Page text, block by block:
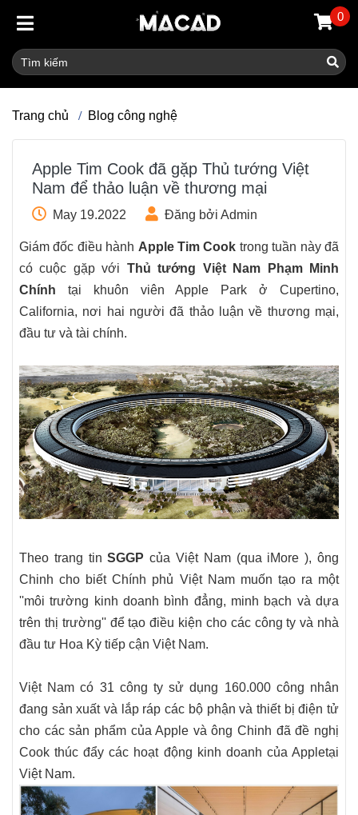
0
Trang chủ Blog công nghệ
Apple Tim Cook đã gặp Thủ tướng Việt
Nam để thảo luận về thương mại
May 19.2022 Đăng bởi Admin
Giám đốc điều hành Apple Tim Cook trong tuần này đã
có cuộc gặp với Thủ tướng Việt Nam Phạm Minh
Chính tại khuôn viên Apple Park ở Cupertino,
California, nơi hai người đã thảo luận về thương mại,
đầu tư và tài chính.
Theo trang tinSGGP của Việt Nam (qua iMore ), ông
Chinh cho biết Chính phủ Việt Nam muốn tạo ra một
''môi trường kinh doanh bình đẳng, minh bạch và dựa
trên thị trường'' để tạo điều kiện cho các công ty và nhà
đầu tư Hoa Kỳ tiếp cận Việt Nam.
Việt Nam có 31 công ty sử dụng 160.000 công nhân
đang sản xuất và lắp ráp các bộ phận và thiết bị điện tử
cho các sản phẩm của Apple và ông Chinh đã đề nghị
Cook thúc đẩy các hoạt động kinh doanh của Appletại
Việt Nam.